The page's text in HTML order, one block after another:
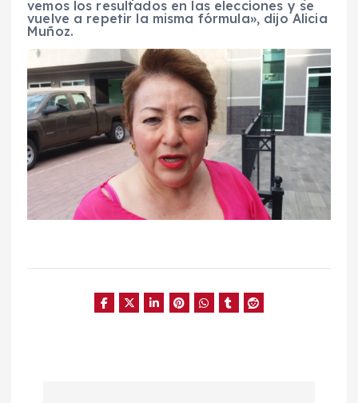
vemos los resultados en las elecciones y se
vuelve a repetir la misma fórmula», dijo Alicia
Muñoz.